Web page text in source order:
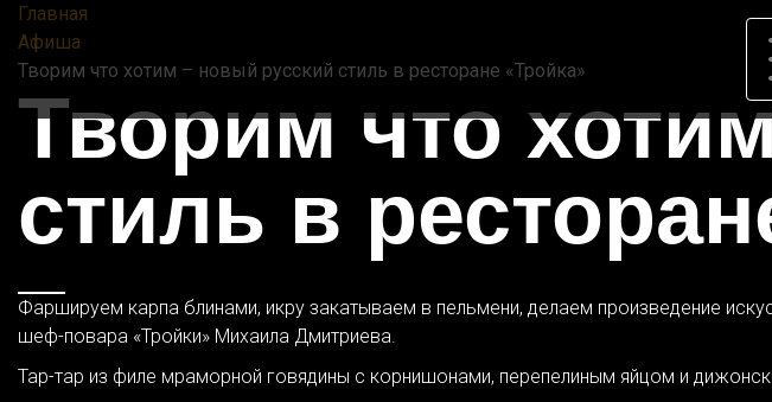
Главная
Афиша
Творим что хотим – новый русский стиль в ресторане «Тройка»
Творим что
стиль в
Фаршируем карпа блинами, икру закатываем в пельмени, делаем произведение
шеф-повара «Тройки» Михаила Дмитриева.
Тар-тар из филе мраморной говядины с корнишонами, перепелиным яйцом и